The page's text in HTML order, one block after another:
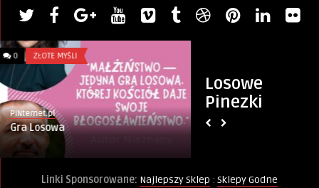
Losowe
Pinezki
0 WIERSZE
Monique Keller
Wiosenne Słońce
Linki Sponsorowane: Najlepszy Sklep : Sklepy Godne